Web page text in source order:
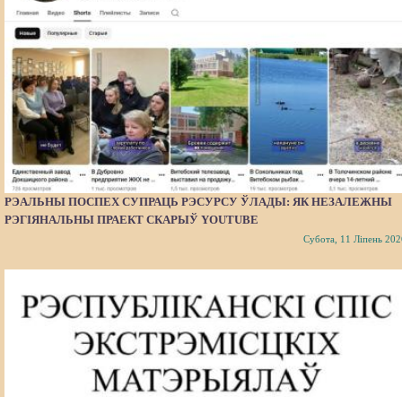
РЭАЛЬНЫ ПОСПЕХ СУПРАЦЬ РЭСУРСУ ЎЛАДЫ: ЯК НЕЗАЛЕЖНЫ
РЭГІЯНАЛЬНЫ ПРАЕКТ СКАРЫЎ YOUTUBE
Субота, 11 Ліпень